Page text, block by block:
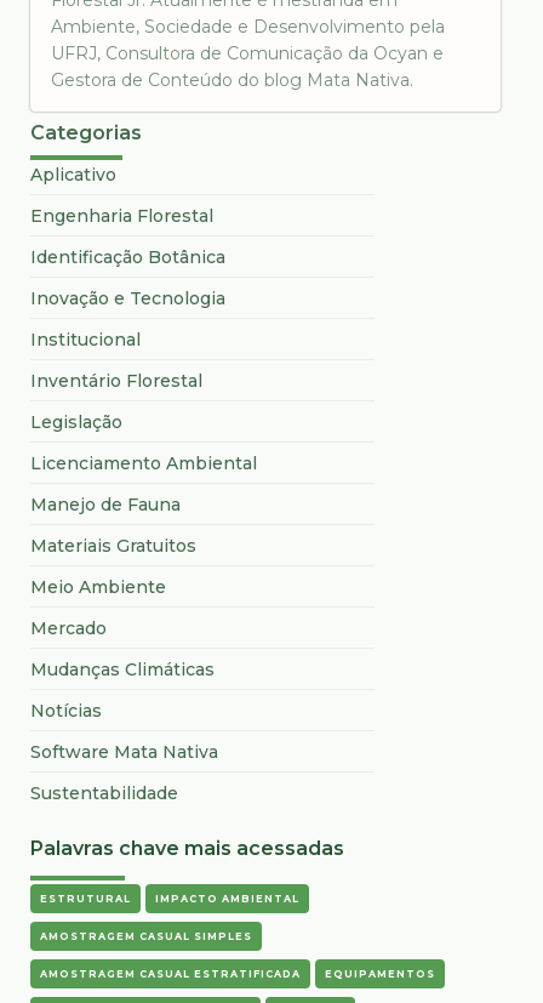
Ambiente, Sociedade e Desenvolvimento pela
UFRJ, Consultora de Comunicação da Ocyan e
Gestora de Conteúdo do blog Mata Nativa.
Categorias
Aplicativo
Engenharia Florestal
Identificação Botânica
Inovação e Tecnologia
Institucional
Inventário Florestal
Legislação
Licenciamento Ambiental
Manejo de Fauna
Materiais Gratuitos
Meio Ambiente
Mercado
Mudanças Climáticas
Notícias
Software Mata Nativa
Sustentabilidade
Palavras chave mais acessadas
ESTRUTURAL IMPACTO AMBIENTAL
AMOSTRAGEM CASUAL SIMPLES
AMOSTRAGEM CASUAL ESTRATIFICADA EQUIPAMENTOS